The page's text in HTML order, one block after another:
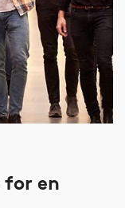
for en